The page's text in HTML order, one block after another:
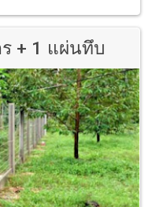
+ 1 แผ่นทึบ